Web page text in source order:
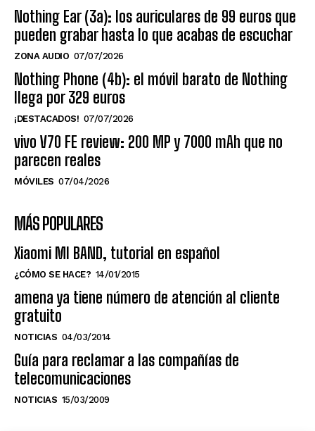
Nothing Ear (3a): los auriculares de 99 euros que
pueden grabar hasta lo que acabas de escuchar
ZONA AUDIO 07/07/2026
Nothing Phone (4b): el móvil barato de Nothing
llega por 329 euros
¡DESTACADOS! 07/07/2026
vivo V70 FE review: 200 MP y 7000 mAh que no
parecen reales
MÓVILES 07/04/2026
MÁS POPULARES
Xiaomi MI BAND, tutorial en español
¿CÓMO SE HACE? 14/01/2015
amena ya tiene número de atención al cliente
gratuito
NOTICIAS 04/03/2014
Guía para reclamar a las compañías de
telecomunicaciones
NOTICIAS 15/03/2009